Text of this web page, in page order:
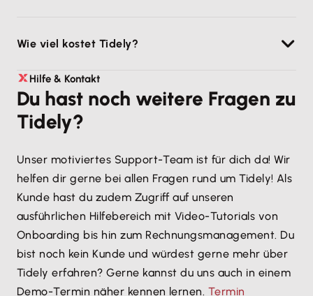
sehr ernst. Alle bei uns gespeicherten Daten werden
dem Banken-Niveau entsprechen. Wir verwenden
die Banken-Schnittstelle finAPI und hosten unsere
Daten bei AWS in Deutschland.
Mehr über unseren Umgang mit Daten findet ihr in
unsererDatenschutzerklärung
Wie viel kostet Tidely?
Unsere Abo-Modelle und Preise findest du auf
unsererPreis-Übersichtsseite.
Hilfe & Kontakt
Du hast noch weitere Fragen zu
Tidely?
Unser motiviertes Support-Team ist für dich da! Wir
helfen dir gerne bei allen Fragen rund um Tidely! Als
Kunde hast du zudem Zugriff auf unseren
ausführlichen Hilfebereich mit Video-Tutorials von
Onboarding bis hin zum Rechnungsmanagement. Du
bist noch kein Kunde und würdest gerne mehr über
Tidely erfahren? Gerne kannst du uns auch in einem
Demo-Termin näher kennen lernen. Termin